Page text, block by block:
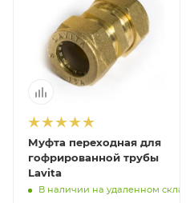
Муфта переходная для
гофрированной трубы
Lavita
В наличии на удаленном складе